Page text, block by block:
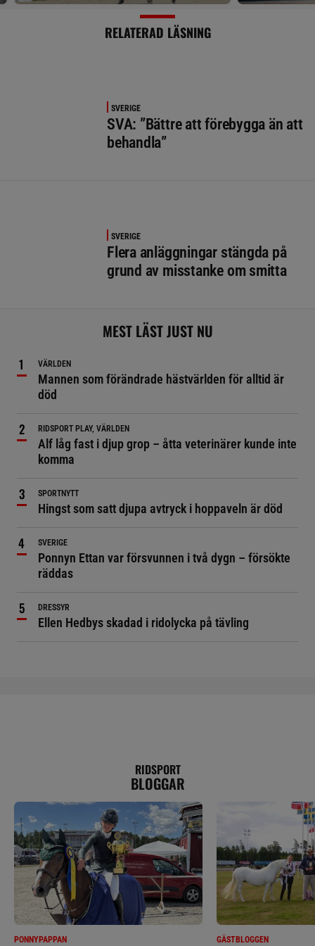
RELATERAD LÄSNING
SVERIGE
SVA: ”Bättre att förebygga än att
behandla”
SVERIGE
Flera anläggningar stängda på
grund av misstanke om smitta
MEST LÄST JUST NU
VÄRLDEN
Mannen som förändrade hästvärlden för alltid är
död
RIDSPORT PLAY, VÄRLDEN
Alf låg fast i djup grop – åtta veterinärer kunde inte
komma
SPORTNYTT
Hingst som satt djupa avtryck i hoppaveln är död
SVERIGE
Ponnyn Ettan var försvunnen i två dygn – försökte
räddas
DRESSYR
Ellen Hedbys skadad i ridolycka på tävling
RIDSPORT
BLOGGAR
PONNYPAPPAN GÄSTBLOGGEN